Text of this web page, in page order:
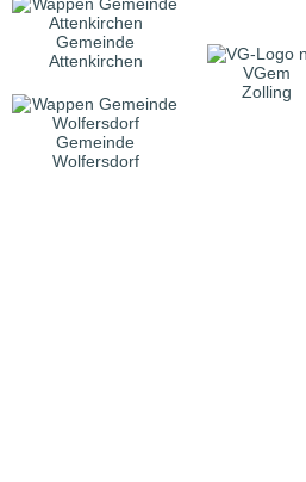
Gemeinde
Attenkirchen
VGem
Zolling
Gemeinde
Wolfersdorf